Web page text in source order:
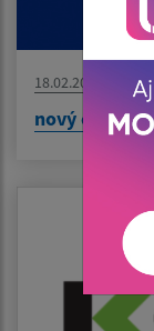
18.02.2026
nový článok